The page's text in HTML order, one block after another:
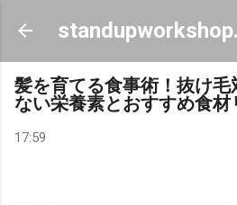
スキップしてメイン コン
髪を育てる食事術！抜け毛
ない栄養素とおすすめ食材
17:59